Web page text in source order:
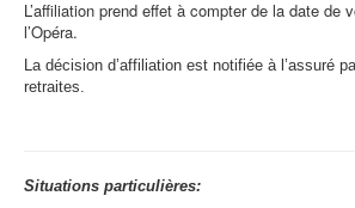
L’affiliation prend effet à compter de la date de
l’Opéra.
La décision d’affiliation est notifiée à l’assuré
retraites.
Situations particulières: